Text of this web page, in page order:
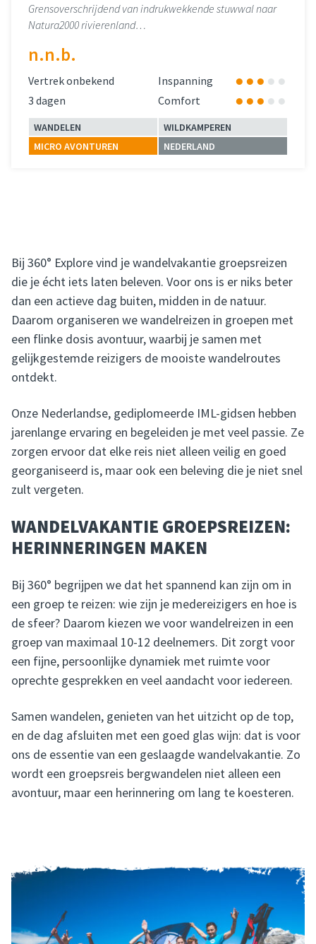
Grensoverschrijdend van indrukwekkende stuwwal naar
Natura2000 rivierenland…
n.n.b.
Vertrek onbekend
Inspanning
3 dagen
Comfort
WANDELEN
WILDKAMPEREN
MICRO AVONTUREN
NEDERLAND
Bij 360° Explore vind je wandelvakantie groepsreizen
die je écht iets laten beleven. Voor ons is er niks beter
dan een actieve dag buiten, midden in de natuur.
Daarom organiseren we wandelreizen in groepen met
een flinke dosis avontuur, waarbij je samen met
gelijkgestemde reizigers de mooiste wandelroutes
ontdekt.
Onze Nederlandse, gediplomeerde IML-gidsen hebben
jarenlange ervaring en begeleiden je met veel passie. Ze
zorgen ervoor dat elke reis niet alleen veilig en goed
georganiseerd is, maar ook een beleving die je niet snel
zult vergeten.
WANDELVAKANTIE GROEPSREIZEN:
HERINNERINGEN MAKEN
Bij 360° begrijpen we dat het spannend kan zijn om in
een groep te reizen: wie zijn je medereizigers en hoe is
de sfeer? Daarom kiezen we voor wandelreizen in een
groep van maximaal 10-12 deelnemers. Dit zorgt voor
een fijne, persoonlijke dynamiek met ruimte voor
oprechte gesprekken en veel aandacht voor iedereen.
Samen wandelen, genieten van het uitzicht op de top,
en de dag afsluiten met een goed glas wijn: dat is voor
ons de essentie van een geslaagde wandelvakantie. Zo
wordt een groepsreis bergwandelen niet alleen een
avontuur, maar een herinnering om lang te koesteren.